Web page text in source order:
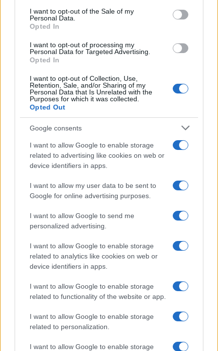
consent section.
I want to opt-out of the Sale of my
Personal Data.
Opted In
I want to opt-out of processing my
Personal Data for Targeted Advertising.
Opted In
I want to opt-out of Collection, Use,
Retention, Sale, and/or Sharing of my
Personal Data that Is Unrelated with the
Purposes for which it was collected.
Opted Out
Google consents
I want to allow Google to enable storage
related to advertising like cookies on web or
device identifiers in apps.
I want to allow my user data to be sent to
Google for online advertising purposes.
I want to allow Google to send me
personalized advertising.
I want to allow Google to enable storage
related to analytics like cookies on web or
device identifiers in apps.
I want to allow Google to enable storage
related to functionality of the website or app.
I want to allow Google to enable storage
related to personalization.
I want to allow Google to enable storage
Επιπρόσθετα οι ενδιαφερόμενοι θα πρέπει να διαθέτουν
πενταετή διδακτική υπηρεσία σε σχολική μονάδα.
Οι αναπληρωτές εκπαιδευτικοί θα συνάψουν σύμβαση
Δευτεροβάθμιας Εκπαίδευσης της περιοχής που
εδρεύει το υπουργείο Παιδείας, Θρησκευμάτων και
Αθλητισμού, κατά την κατάρτιση της οποίας το Ελληνικό
Δημόσιο εκπροσωπείται από τον οικείο Διευθυντή
Εκπαίδευσης, και τοποθετούνται με απόφαση του
Διευθυντή για την παροχή ψηφιακής εκπαίδευσης και
Φροντιστήριο.
λογίζεται ως χρόνος πραγματικής εκπαιδευτικής
υπηρεσίας.
από τους παραπάνω προσωρινούς αναπληρωτές
αποδίδεται η μοριοδότηση που προβλέπεται στην
υποπερ. αα) της περ. β) του άρθρου 57 του ν. 4589/2019,
προσαυξημένη κατά το μισό, με ανώτατο όριο